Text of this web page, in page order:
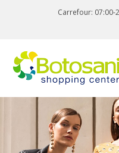
Carrefour: 07:00-